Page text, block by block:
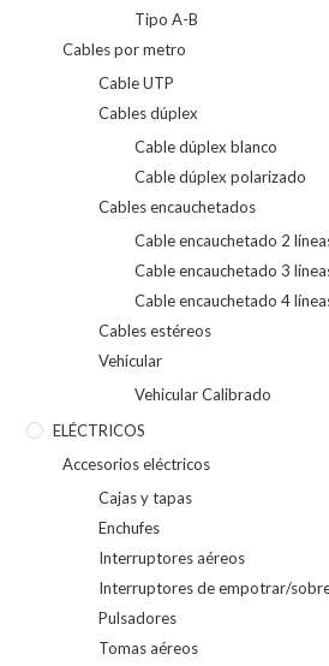
Tipo A-B
Cables por metro
Cable UTP
Cables dúplex
Cable dúplex blanco
Cable dúplex polarizado
Cables encauchetados
Cable encauchetado 2
Cable encauchetado 3
Cable encauchetado 4
Cables estéreos
Vehicular
Vehicular Calibrado
ELÉCTRICOS
Accesorios eléctricos
Cajas y tapas
Enchufes
Interruptores aéreos
Interruptores de empotrar/
Pulsadores
Tomas aéreos